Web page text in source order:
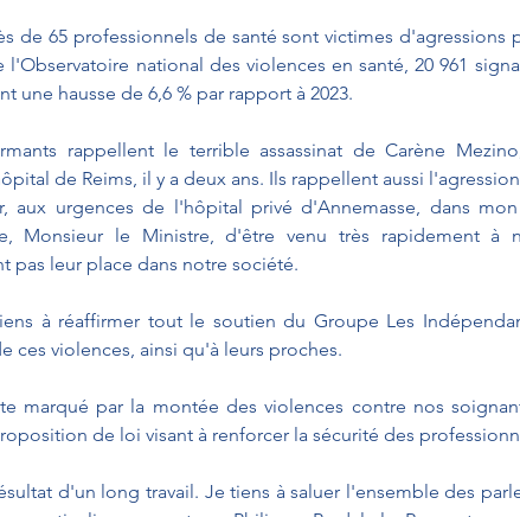
de 65 professionnels de santé sont victimes d'agressions
l'Observatoire national des violences en santé, 20 961
une hausse de 6,6 % par rapport à 2023.
rappellent le terrible assassinat de Carène
de Reims, il y a deux ans. Ils rappellent aussi
aux urgences de l'hôpital privé d'Annemasse, dans
Monsieur le Ministre, d'être venu très rapidement à
pas leur place dans notre société.
à réaffirmer tout le soutien du Groupe Les
ces violences, ainsi qu'à leurs proches.
marqué par la montée des violences contre nos
de loi visant à renforcer la sécurité des
d'un long travail. Je tiens à saluer l'ensemble des